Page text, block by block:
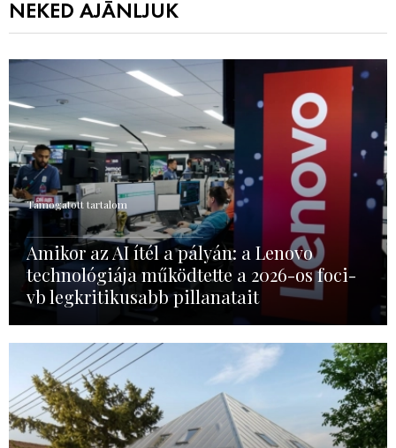
NEKED AJÁNLJUK
Támogatott tartalom
Amikor az AI ítél a pályán: a Lenovo
technológiája működtette a 2026-os foci-
vb legkritikusabb pillanatait